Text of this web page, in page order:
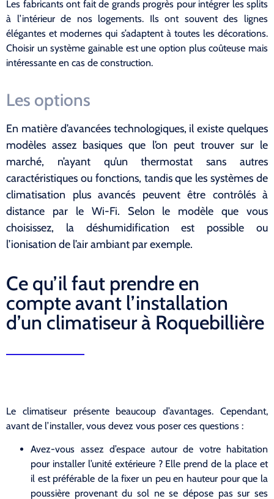
Les fabricants ont fait de grands progrès pour intégrer les splits
à l’intérieur de nos logements. Ils ont souvent des lignes
élégantes et modernes qui s’adaptent à toutes les décorations.
Choisir un système gainable est une option plus coûteuse mais
intéressante en cas de construction.
Les options
En matière d’avancées technologiques, il existe quelques
modèles assez basiques que l’on peut trouver sur le
marché, n’ayant qu’un thermostat sans autres
caractéristiques ou fonctions, tandis que les systèmes de
climatisation plus avancés peuvent être contrôlés à
distance par le Wi-Fi. Selon le modèle que vous
choisissez, la déshumidification est possible ou
l’ionisation de l’air ambiant par exemple.
Ce qu’il faut prendre en
compte avant l’installation
d’un climatiseur à Roquebillière
Le climatiseur présente beaucoup d’avantages. Cependant,
avant de l’installer, vous devez vous poser ces questions :
Avez-vous assez d’espace autour de votre habitation
pour installer l’unité extérieure ? Elle prend de la place et
il est préférable de la fixer un peu en hauteur pour que la
poussière provenant du sol ne se dépose pas sur ses